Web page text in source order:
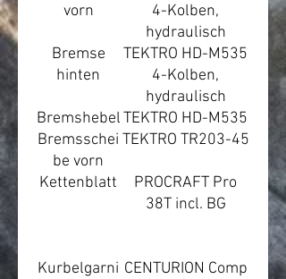
vorn
4-Kolben,
hydraulisch
Bremse
hinten
TEKTRO HD-M535
4-Kolben,
hydraulisch
BremshebelTEKTRO HD-M535
Bremsschei
be vorn
TEKTRO TR203-45
Kettenblatt
PROCRAFT Pro
38T incl. BG
Kurbelgarni CENTURION Comp